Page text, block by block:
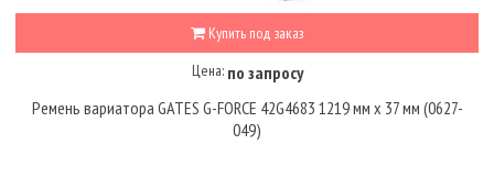
Купить под заказ
Цена: по запросу
Ремень вариатора GATES G-FORCE 42G4683 1219 мм х 37 мм (0627-
049)